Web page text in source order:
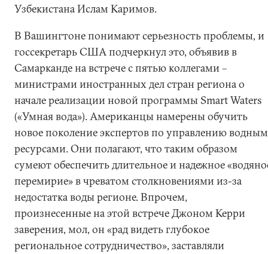
Узбекистана Ислам Каримов.
В Вашингтоне понимают серьезность проблемы, и
госсекретарь США подчеркнул это, объявив в
Самарканде на встрече с пятью коллегами –
министрами иностранных дел стран региона о
начале реализации новой программы Smart Waters
(«Умная вода»). Американцы намерены обучить
новое поколение экспертов по управлению
ресурсами. Они полагают, что таким образом
сумеют обеспечить длительное и надежное
перемирие» в чреватом столкновениями из-за
недостатка воды регионе. Впрочем,
произнесенные на этой встрече Джоном Керри
заверения, мол, он «рад видеть глубокое
региональное сотрудничество», заставляли